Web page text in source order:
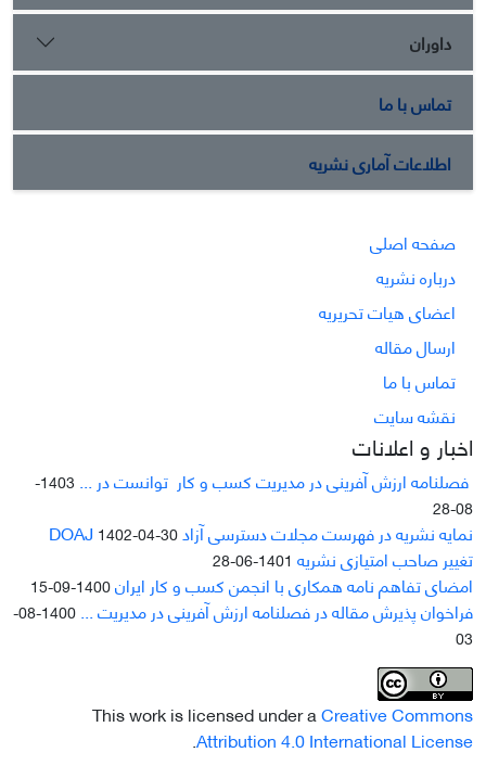
داوران
تماس با ما
اطلاعات آماری نشریه
صفحه اصلی
درباره نشریه
اعضای هیات تحریریه
ارسال مقاله
تماس با ما
نقشه سایت
اخبار و اعلانات
فصلنامه ارزش آفرینی در مدیریت کسب و کار توانست در ...
1403-
08-28
نمایه نشریه در فهرست مجلات دسترسی آزاد DOAJ1402-04-30
تغییر صاحب امتیازی نشریه 1401-06-28
امضای تفاهم نامه همکاری با انجمن کسب و کار ایران1400-09-15
فراخوان پذیرش مقاله در فصلنامه ارزش آفرینی در مدیریت ...
1400-08-
03
This work is licensed under aCreative Commons
Attribution 4.0 International License
.